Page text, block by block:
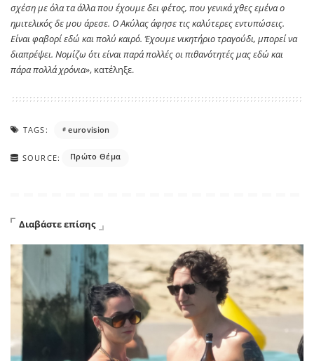
σχέση με όλα τα άλλα που έχουμε δει φέτος, που γενικά χθες εμένα ο
ημιτελικός δε μου άρεσε. Ο Ακύλας άφησε τις καλύτερες εντυπώσεις.
Είναι φαβορί εδώ και πολύ καιρό. Έχουμε νικητήριο τραγούδι, μπορεί να
διαπρέψει. Νομίζω ότι είναι παρά πολλές οι πιθανότητές μας εδώ και
πάρα πολλά χρόνια», κατέληξε.
TAGS: eurovision
SOURCE: Πρώτο Θέμα
Διαβάστε επίσης